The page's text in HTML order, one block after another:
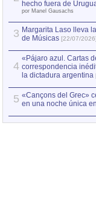
hecho fuera de
por Manel Gausachs
3 Margarita Laso lleva
de Músicas [22/07/2026]
4
«Pájaro azul. Cartas
correspondencia
la dictadura argentina
5 «Cançons del Grec»
en una noche única